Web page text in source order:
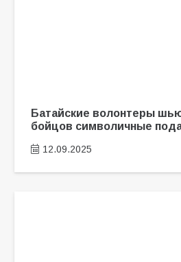
Батайские волонтеры
бойцов символичные
12.09.2025